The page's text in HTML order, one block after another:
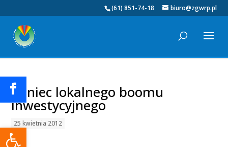
Otwórz pasek narzędzi
(61) 851-74-18 biuro@zgwrp.pl
Koniec lokalnego boomu
inwestycyjnego
25 kwietnia 2012